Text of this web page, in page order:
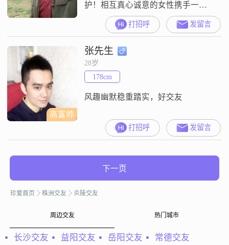
护！相互真心诚意的女性携手一
打招呼 发留言
高富帅
张先生
28岁
178cm
风趣幽默稳重踏实，好交友
打招呼 发留言
下一页
珍爱首页 株洲交友 炎陵交友
周边交友 热门城市
长沙交友 益阳交友 岳阳交友 常德交友